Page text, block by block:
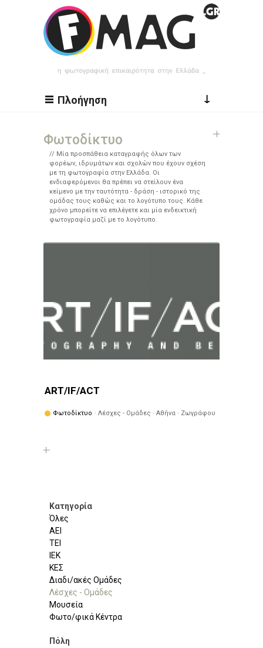
Παράκαμψη προς το κυρίως περιεχόμενο
Πλοήγηση ↓
Φωτοδίκτυο
Μία προσπάθεια καταγραφής όλων των
φορέων, ιδρυμάτων και σχολών που έχουν σχέση
με τη φωτογραφία στην Ελλάδα. Οι
ενδιαφερόμενοι θα πρέπει να στείλουν ένα
κείμενο με την ταυτότητα - δράση - ιστορικό της
ομάδας τους καθώς και το λογότυπο τους. Κάθε
χρόνο μπορείτε να επιλέγετε και μία ενδεικτική
φωτογραφία μαζί με το λογότυπο.
ART/IF/ACT
Φωτοδίκτυο · Λέσχες - Ομάδες · Αθήνα · Ζωγράφου
Κατηγορία
Όλες
ΑΕΙ
ΤΕΙ
ΙΕΚ
ΚΕΣ
Διαδι/ακές Ομάδες
Λέσχες - Ομάδες
Μουσεία
Φωτο/φικά Κέντρα
Πόλη